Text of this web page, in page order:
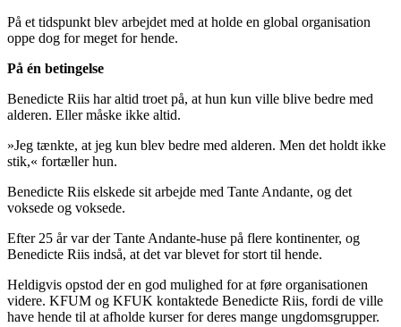
På et tidspunkt blev arbejdet med at holde en global organisation
oppe dog for meget for hende.
På én betingelse
Benedicte Riis har altid troet på, at hun kun ville blive bedre med
alderen. Eller måske ikke altid.
»Jeg tænkte, at jeg kun blev bedre med alderen. Men det holdt ikke
stik,« fortæller hun.
Benedicte Riis elskede sit arbejde med Tante Andante, og det
voksede og voksede.
Efter 25 år var der Tante Andante-huse på flere kontinenter, og
Benedicte Riis indså, at det var blevet for stort til hende.
Heldigvis opstod der en god mulighed for at føre organisationen
videre. KFUM og KFUK kontaktede Benedicte Riis, fordi de ville
have hende til at afholde kurser for deres mange ungdomsgrupper.